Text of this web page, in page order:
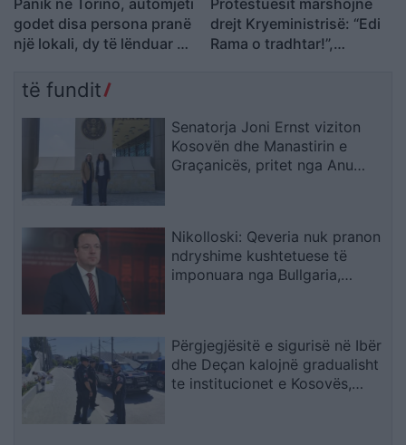
godet disa persona pranë
një lokali, dy të lënduar në
drejt Kryeministrisë: “Edi
Rama o tradhtar!”,
të fundit
Senatorja Joni Ernst viziton
Kosovën dhe Manastirin e
Graçanicës, pritet nga Anu
Nikolloski: Qeveria nuk pranon
ndryshime kushtetuese të
imponuara nga Bullgaria,
Përgjegjësitë e sigurisë në Ibër
dhe Deçan kalojnë gradualisht
te institucionet e Kosovës,